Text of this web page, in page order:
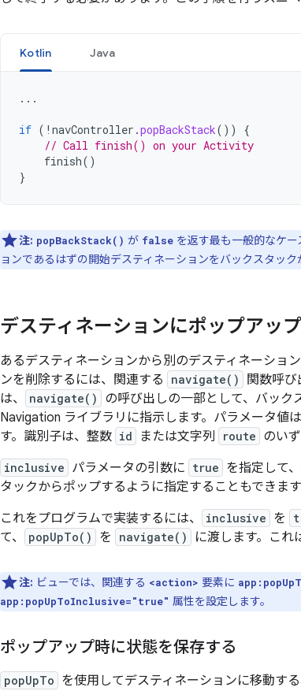
Kotlin Java
...
if ( ! navController .popBackStack())
{
// Call finish() on your Activity
finish()
}
注: popBackStack() が false を返す最も一般的なケ
ョンであるはずの開始デスティネーションをバックスタック
デスティネーションにポップアッ
あるデスティネーションから別のデスティネーショ
ンを削除するには、関連する
navigate() 関数呼び
は、 navigate()
の呼び出しの一部として、バック
Navigation ライブラリに指示します。パラメータ値
す。識別子は、整数 id または文字列 route のい
inclusive パラメータの引数に true を指定して、
タックからポップするように指定することもできます
これをプログラムで実装するには、
inclusive を
て、
popUpTo() を navigate() に渡します。これ
注: ビューでは、関連する <action> 要素に
app:popUpToInclusive="true" 属性を設定します。
ポップアップ時に状態を保存する
popUpTo を使用してデスティネーションに移動す